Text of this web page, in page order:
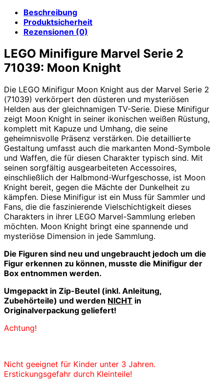
Beschreibung
Produktsicherheit
Rezensionen (0)
LEGO Minifigure Marvel Serie 2
71039: Moon Knight
Die LEGO Minifigur Moon Knight aus der Marvel Serie 2
(71039) verkörpert den düsteren und mysteriösen
Helden aus der gleichnamigen TV-Serie. Diese Minifigur
zeigt Moon Knight in seiner ikonischen weißen Rüstung,
komplett mit Kapuze und Umhang, die seine
geheimnisvolle Präsenz verstärken. Die detaillierte
Gestaltung umfasst auch die markanten Mond-Symbole
und Waffen, die für diesen Charakter typisch sind. Mit
seinen sorgfältig ausgearbeiteten Accessoires,
einschließlich der Halbmond-Wurfgeschosse, ist Moon
Knight bereit, gegen die Mächte der Dunkelheit zu
kämpfen. Diese Minifigur ist ein Muss für Sammler und
Fans, die die faszinierende Vielschichtigkeit dieses
Charakters in ihrer LEGO Marvel-Sammlung erleben
möchten. Moon Knight bringt eine spannende und
mysteriöse Dimension in jede Sammlung.
Die Figuren sind neu und ungebraucht jedoch um die
Figur erkennen zu können, musste die Minifigur der
Box entnommen werden.
Umgepackt in Zip-Beutel (inkl. Anleitung,
Zubehörteile) und werden NICHT in
Originalverpackung geliefert!
Achtung!
Nicht geeignet für Kinder unter 3 Jahren.
Erstickungsgefahr durch Kleinteile!